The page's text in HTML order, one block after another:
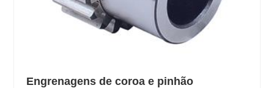
Engrenagens de coroa e pinhão